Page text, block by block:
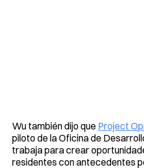
Wu también dijo que Project
piloto de la Oficina de
trabaja para crear
residentes con antecedentes